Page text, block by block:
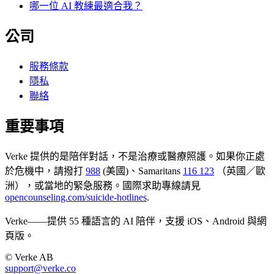
哪一位 AI 教練最適合我？
公司
服務條款
隱私
聯絡
重要事項
Verke 提供的是陪伴對話，不是治療或醫療照護。如果你正處
於危機中，請撥打 988 (美國)、Samaritans 116 123
（英國／歐
洲），或當地的緊急服務。國際求助專線請見
opencounseling.com/suicide-hotlines.
Verke——提供 55 種語言的 AI 陪伴，支援 iOS、Android 與網
頁版。
© Verke AB
support@verke.co